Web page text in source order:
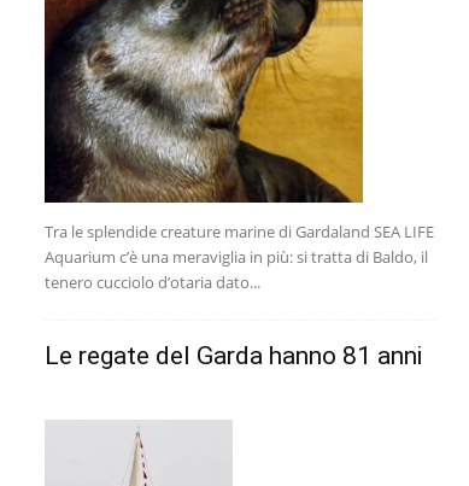
Tra le splendide creature marine di Gardaland SEA LIFE
Aquarium c’è una meraviglia in più: si tratta di Baldo, il
tenero cucciolo d’otaria dato...
Le regate del Garda hanno 81 anni